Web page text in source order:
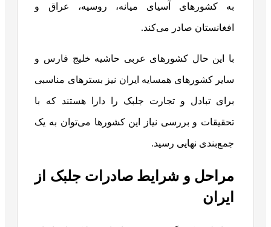
به کشورهای آسیای میانه، روسیه، عراق و
افغانستان صادر می‌کند.
با این حال کشورهای عربی حاشیه خلیج فارس و
سایر کشورهای همسایه ایران نیز بسترهای مناسبی
برای تبادل و تجارت جلبک را دارا هستند که با
تحقیقات و بررسی نیاز این کشورها می‌توان به یک
جمع‌بندی نهایی رسید.
مراحل و شرایط صادرات جلبک از
ایران